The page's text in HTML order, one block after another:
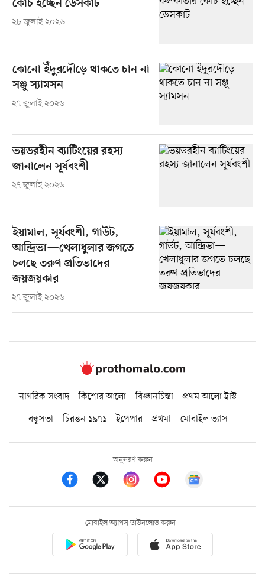
কোচ হচ্ছেন ডেসকাট
২৮ জুলাই ২০২৬
কোনো ইঁদুরদৌড়ে থাকতে চান না
সঞ্জু স্যামসন
২৭ জুলাই ২০২৬
ভয়ডরহীন ব্যাটিংয়ের রহস্য
জানালেন সূর্যবংশী
২৭ জুলাই ২০২৬
ইয়ামাল, সূর্যবংশী, গাউট,
আন্দ্রিভা—খেলাধুলার জগতে
চলছে তরুণ প্রতিভাদের
জয়জয়কার
২৭ জুলাই ২০২৬
নাগরিক সংবাদ কিশোর আলো বিজ্ঞানচিন্তা
প্রথম আলো ট্রাস্ট
বন্ধুসভা
চিরন্তন ১৯৭১ ইপেপার প্রথমা মোবাইল ভ্যাস
অনুসরণ করুন
মোবাইল অ্যাপস ডাউনলোড করুন